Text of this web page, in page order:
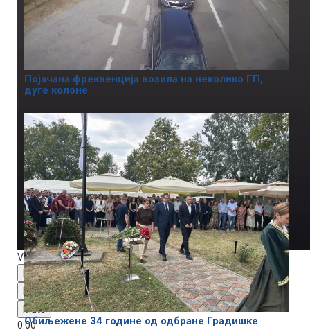
Video Player is loading.
Play Video
Play
Mute
0:00
Појачана фреквенција возила на неколико ГП,
дуге колоне
Обиљежене 34 године од одбране Градишке